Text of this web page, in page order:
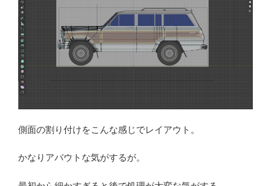
側面の割り付けをこんな感じでレイアウト。
かなりアバウトな気がするが。